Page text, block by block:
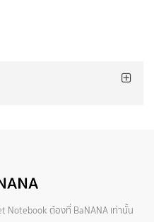
ต้องที่ BaNANA เท่านั้น